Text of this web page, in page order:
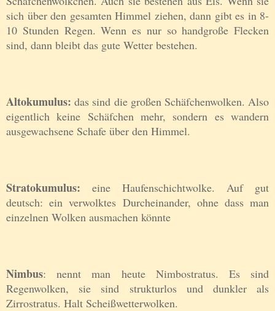
sich über den gesamten Himmel ziehen, dann gibt es in 8-
10 Stunden Regen. Wenn es nur so handgroße Flecken
sind, dann bleibt das gute Wetter bestehen.
Altokumulus: das sind die großen Schäfchenwolken. Also
eigentlich keine Schäfchen mehr, sondern es wandern
ausgewachsene Schafe über den Himmel.
Stratokumulus: eine Haufenschichtwolke. Auf gut
deutsch: ein verwolktes Durcheinander, ohne dass man
einzelnen Wolken ausmachen könnte
Nimbus: nennt man heute Nimbostratus. Es sind
Regenwolken, sie sind strukturlos und dunkler als
Zirrostratus. Halt Scheißwetterwolken.